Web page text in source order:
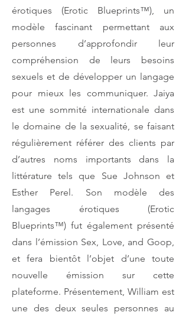
érotiques (Erotic Blueprints™), un
modèle fascinant permettant aux
personnes d’approfondir leur
compréhension de leurs besoins
sexuels et de développer un langage
pour mieux les communiquer. Jaiya
est une sommité internationale dans
le domaine de la sexualité, se faisant
régulièrement référer des clients par
d’autres noms importants dans la
littérature tels que Sue Johnson et
Esther Perel. Son modèle des
langages érotiques (Erotic
Blueprints™) fut également présenté
dans l’émission Sex, Love, and Goop,
et fera bientôt l’objet d’une toute
nouvelle émission sur cette
plateforme. Présentement, William est
une des deux seules personnes au